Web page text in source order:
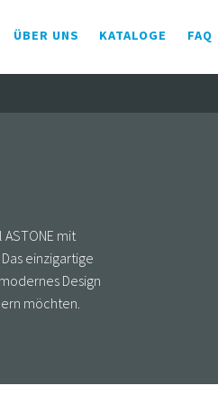
ÜBER UNS KATALOGE FAQ
mit
einzigartige
Design
möchten.